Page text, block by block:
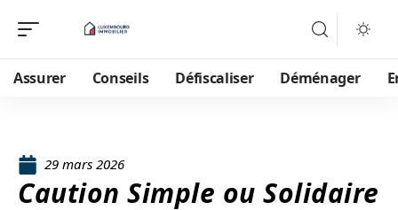
Assurer Conseils Défiscaliser Déménager
29 mars 2026
Caution Simple ou Solidaire